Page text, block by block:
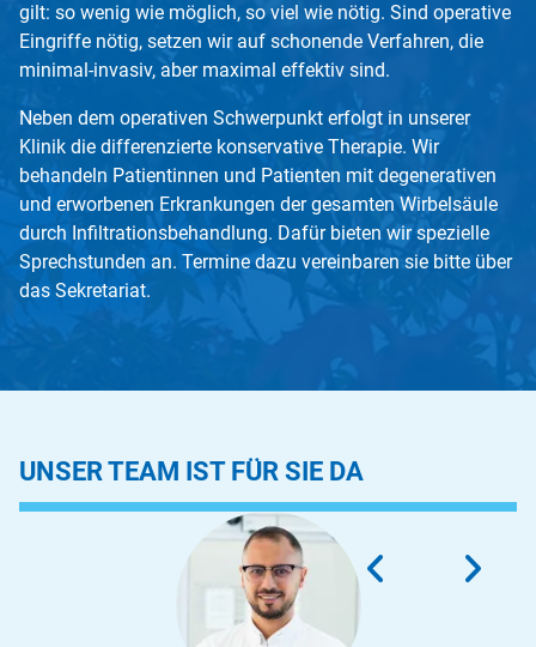
gilt: so wenig wie möglich, so viel wie nötig. Sind operative
Eingriffe nötig, setzen wir auf schonende Verfahren, die
minimal-invasiv, aber maximal effektiv sind.
Neben dem operativen Schwerpunkt erfolgt in unserer
Klinik die differenzierte konservative Therapie. Wir
behandeln Patientinnen und Patienten mit degenerativen
und erworbenen Erkrankungen der gesamten Wirbelsäule
durch Infiltrationsbehandlung. Dafür bieten wir spezielle
Sprechstunden an. Termine dazu vereinbaren sie bitte über
das Sekretariat.
UNSER TEAM IST FÜR SIE DA